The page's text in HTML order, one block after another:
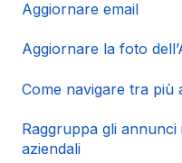
Aggiornare email
Aggiornare la foto
Come navigare tra più
Raggruppa gli annunci
aziendali